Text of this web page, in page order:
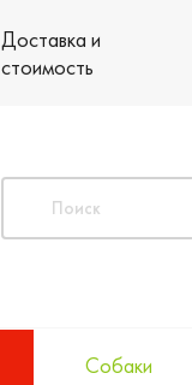
Доставка и
стоимость
Собаки